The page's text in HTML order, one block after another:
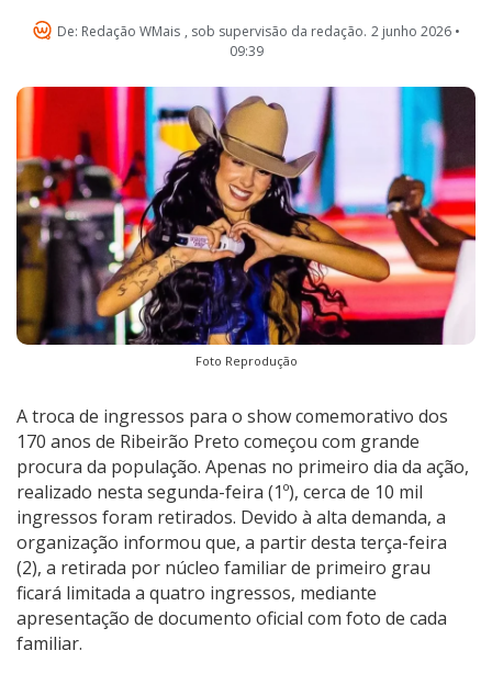
De: Redação WMais , sob supervisão da redação. 2 junho 2026 •
09:39
Foto Reprodução
A troca de ingressos para o show comemorativo dos
170 anos de Ribeirão Preto começou com grande
procura da população. Apenas no primeiro dia da ação,
realizado nesta segunda-feira (1º), cerca de 10 mil
ingressos foram retirados. Devido à alta demanda, a
organização informou que, a partir desta terça-feira
(2), a retirada por núcleo familiar de primeiro grau
ficará limitada a quatro ingressos, mediante
apresentação de documento oficial com foto de cada
familiar.